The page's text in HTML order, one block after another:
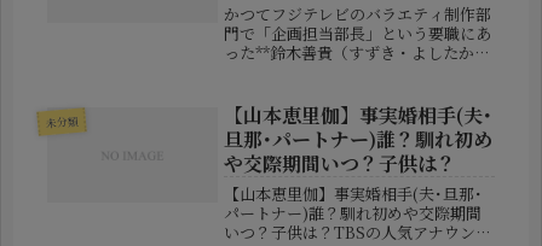
かつてフジテレビのバラエティ制作部
門で「企画担当部長」という要職にあ
った**鈴木善貴（すずき・よしたか）
っています。中でも注目を集めている
のが、「タレントとしても活動し...
未分類
【山本恵里伽】事実婚相手(夫･
旦那･パートナー)誰？馴れ初め
や交際期間いつ？子供は？
【山本恵里伽】事実婚相手(夫･旦那･
パートナー)誰？馴れ初めや交際期間
いつ？子供は？TBSの人気アナウンサ